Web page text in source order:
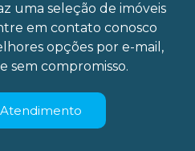
uma seleção de imóveis
em contato conosco
opções por e-mail,
sem compromisso.